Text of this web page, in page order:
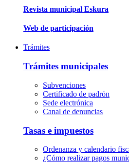
Revista municipal Eskura
Web de participación
Trámites
Trámites municipales
Subvenciones
Certificado de padrón
Sede electrónica
Canal de denuncias
Tasas e impuestos
Ordenanza y calendario
¿Cómo realizar pagos